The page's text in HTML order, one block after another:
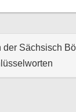
der Sächsisch